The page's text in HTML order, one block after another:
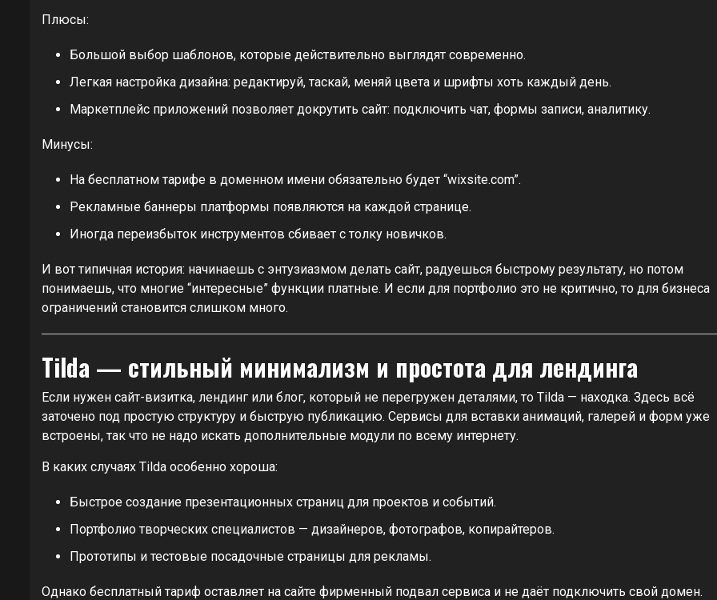
Плюсы:
Большой выбор шаблонов, которые действительно выглядят современно.
Легкая настройка дизайна: редактируй, таскай, меняй цвета и шрифты хоть каждый день.
Маркетплейс приложений позволяет докрутить сайт: подключить чат, формы записи, аналитику.
Минусы:
На бесплатном тарифе в доменном имени обязательно будет “wixsite.com”.
Рекламные баннеры платформы появляются на каждой странице.
Иногда переизбыток инструментов сбивает с толку новичков.
И вот типичная история: начинаешь с энтузиазмом делать сайт, радуешься быстрому результату, но потом
понимаешь, что многие “интересные” функции платные. И если для портфолио это не критично, то для бизнеса
ограничений становится слишком много.
Tilda — стильный минимализм и простота для лендинга
Если нужен сайт-визитка, лендинг или блог, который не перегружен деталями, то Tilda — находка. Здесь всё
заточено под простую структуру и быструю публикацию. Сервисы для вставки анимаций, галерей и форм уже
встроены, так что не надо искать дополнительные модули по всему интернету.
В каких случаях Tilda особенно хороша:
Быстрое создание презентационных страниц для проектов и событий.
Портфолио творческих специалистов — дизайнеров, фотографов, копирайтеров.
Прототипы и тестовые посадочные страницы для рекламы.
Однако бесплатный тариф оставляет на сайте фирменный подвал сервиса и не даёт подключить свой домен.